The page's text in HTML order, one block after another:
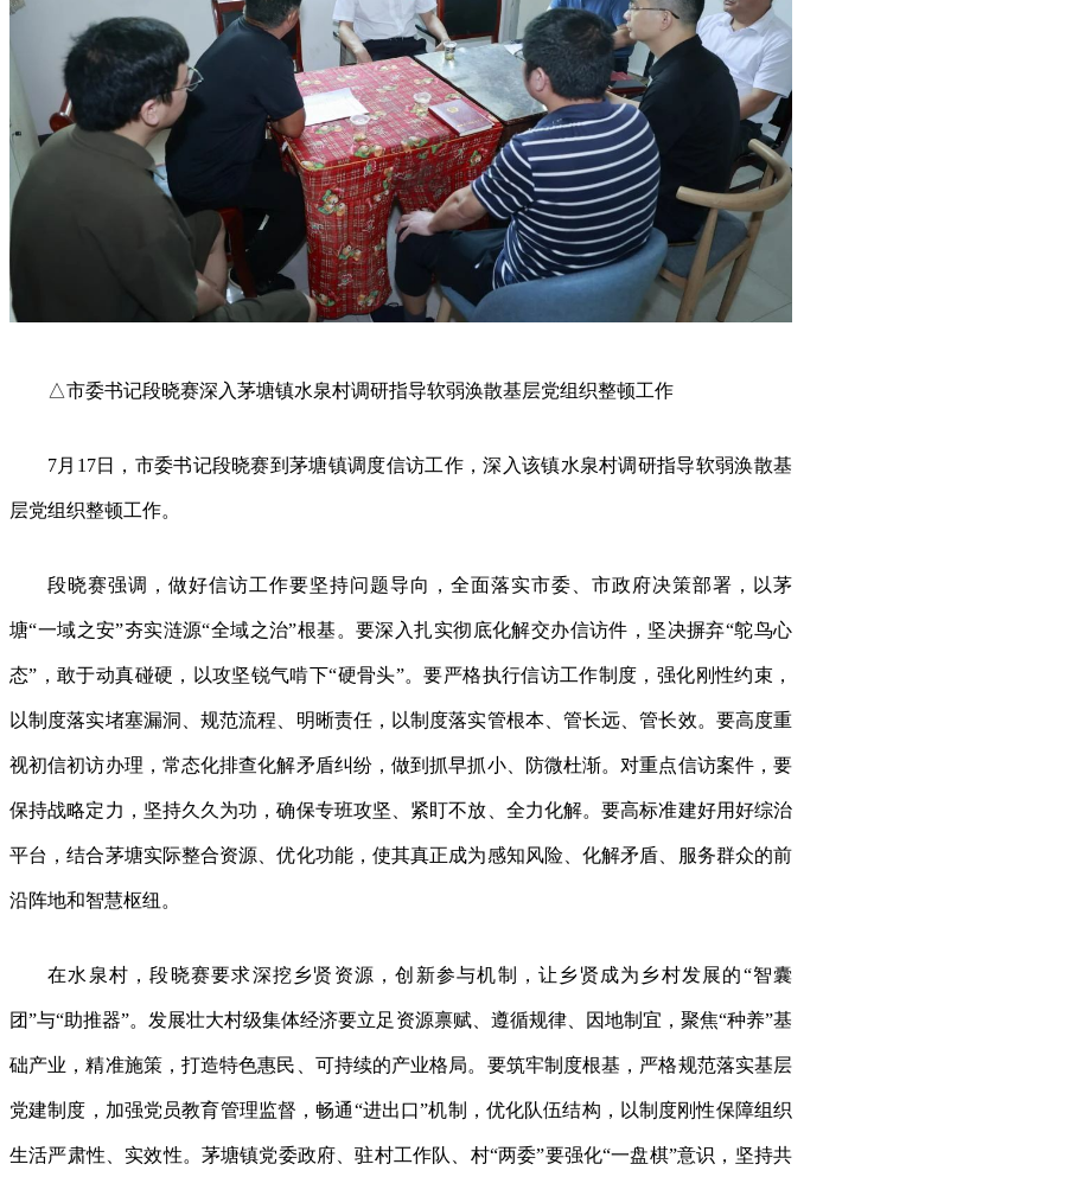
△市委书记段晓赛深入茅塘镇水泉村调研指导软弱涣散基层党组织整顿工作
7月17日，市委书记段晓赛到茅塘镇调度信访工作，深入该镇水泉村调研指导软弱涣散基
层党组织整顿工作。
段晓赛强调，做好信访工作要坚持问题导向，全面落实市委、市政府决策部署，以茅
塘“一域之安”夯实涟源“全域之治”根基。要深入扎实彻底化解交办信访件，坚决摒弃“鸵鸟心
态”，敢于动真碰硬，以攻坚锐气啃下“硬骨头”。要严格执行信访工作制度，强化刚性约束，
以制度落实堵塞漏洞、规范流程、明晰责任，以制度落实管根本、管长远、管长效。要高度重
视初信初访办理，常态化排查化解矛盾纠纷，做到抓早抓小、防微杜渐。对重点信访案件，要
保持战略定力，坚持久久为功，确保专班攻坚、紧盯不放、全力化解。要高标准建好用好综治
平台，结合茅塘实际整合资源、优化功能，使其真正成为感知风险、化解矛盾、服务群众的前
沿阵地和智慧枢纽。
在水泉村，段晓赛要求深挖乡贤资源，创新参与机制，让乡贤成为乡村发展的“智囊
团”与“助推器”。发展壮大村级集体经济要立足资源禀赋、遵循规律、因地制宜，聚焦“种养”基
础产业，精准施策，打造特色惠民、可持续的产业格局。要筑牢制度根基，严格规范落实基层
党建制度，加强党员教育管理监督，畅通“进出口”机制，优化队伍结构，以制度刚性保障组织
生活严肃性、实效性。茅塘镇党委政府、驻村工作队、村“两委”要强化“一盘棋”意识，坚持共